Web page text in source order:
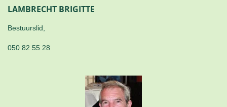
LAMBRECHT BRIGITTE
Bestuurslid,
050 82 55 28